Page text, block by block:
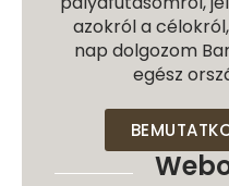
azokról a
nap dolgozom
egész